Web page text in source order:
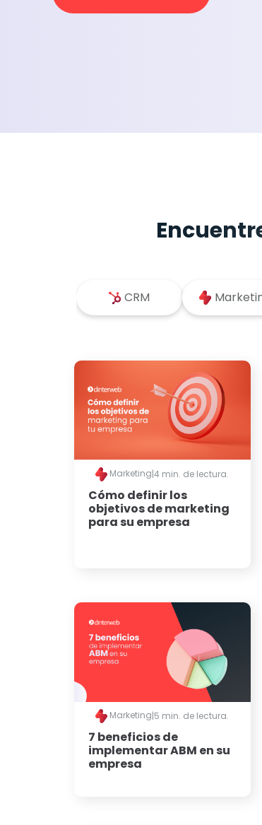
CRM
Marketing|4 min. de lectura.
Cómo definir los
objetivos de marketing
para su empresa
Marketing|5 min. de lectura.
7 beneficios de
implementar ABM en su
empresa